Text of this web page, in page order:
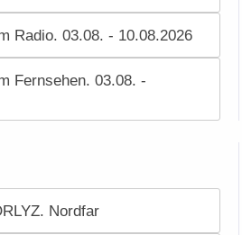
Radio. 03.08. - 10.08.2026
Fernsehen. 03.08. -
Nordfar